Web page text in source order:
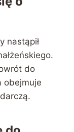
nastąpił
do
obejmuje